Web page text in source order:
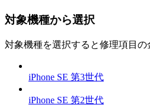
対象機種から選択
対象機種を選択すると修理項目の
iPhone SE 第3世代
iPhone SE 第2世代